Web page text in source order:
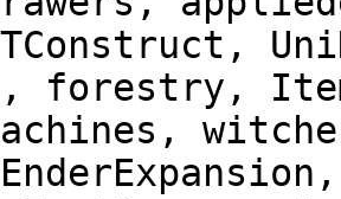
forestry,